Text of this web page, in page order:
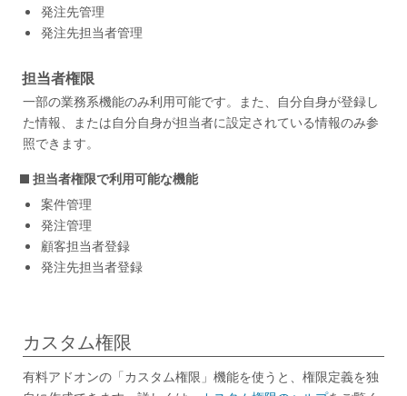
発注先管理
発注先担当者管理
担当者権限
一部の業務系機能のみ利用可能です。また、自分自身が登録し
た情報、または自分自身が担当者に設定されている情報のみ参
照できます。
担当者権限で利用可能な機能
案件管理
発注管理
顧客担当者登録
発注先担当者登録
カスタム権限
有料アドオンの「カスタム権限」機能を使うと、権限定義を独